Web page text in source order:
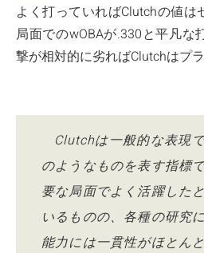
よく打っていればClutchの値は
局面でのwOBAが.330と平凡な
撃が相対的に劣ればClutchはプラ
Clutchは一般的な表現
のようなものを表す指標
要な局面でよく活躍した
いるものの、各種の研究
能力には一貫性がほとん